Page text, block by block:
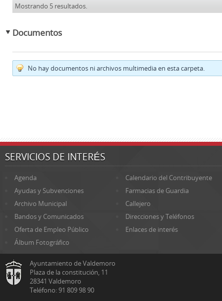
Mostrando 5 resultados.
Documentos
No hay documentos ni archivos multimedia en esta carpeta.
SERVICIOS DE INTERÉS
Agenda
Calendario del Contribuyente
Ayudas y Subvenciones
Farmacias de Guardia
Archivo Municipal
Callejero
Bandos y Comunicados
Direcciones y Teléfonos
Oferta de Empleo Público
Enlaces de interés
Álbum Fotográfico
Ayuntamiento de Valdemoro
Plaza de la constitución, 11
28341 Valdemoro
Teléfono: 91 809 98 90